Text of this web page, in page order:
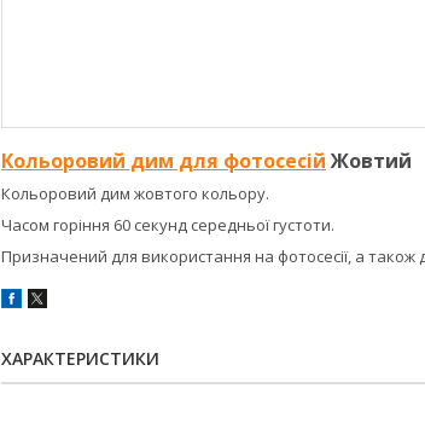
Кольоровий дим для фотосесійЖовтий
Кольоровий дим жовтого кольору.
Часом горіння 60 секунд середньої густоти.
Призначений для використання на фотосесії, а також
ХАРАКТЕРИСТИКИ